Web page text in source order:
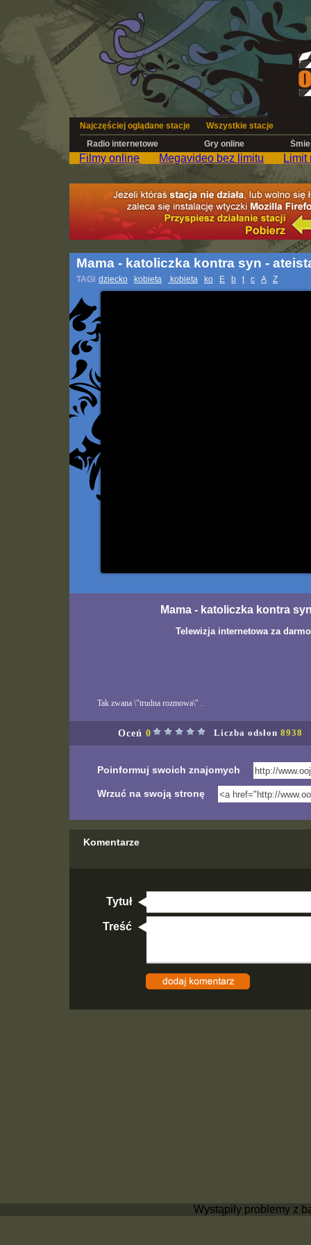
Najczęściej oglądane stacje
Wszystkie stacje
Radio internetowe
Gry online
Filmy online Megavideo bez limitu Limit
Mama - katoliczka kontra syn -
TAGI dziecko kobieta kobieta ko E b t c A Z
Mama - katoliczka kontra
Telewizja internetowa za
Tak zwana \"trudna rozmowa\" .
Oceń 0 Liczba odsłon 8938
Poinformuj swoich znajomych
Wrzuć na swoją stronę
Komentarze
Tytuł
Treść
Wystąpiły problemy z